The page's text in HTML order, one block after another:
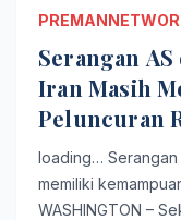
Serangan
Iran Masih
Peluncuran
loading… Serangan
memiliki
WASHINGTON –